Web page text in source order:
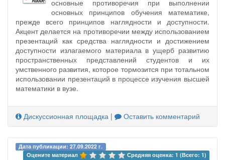
основные противоречия при выполнении
основных принципов обучения математике,
прежде всего принципов наглядности и доступности.
Акцент делается на противоречии между использованием
презентаций как средства наглядности и достижением
доступности излагаемого материала в ущерб развитию
пространственных представлений студентов и их
умственного развития, которое тормозится при тотальном
использовании презентаций в процессе изучения высшей
математики в вузе.
Дискуссионная площадка | Оставить комментарий
Дата публикации: 27.09.2022 г.
Оцените материал
Средняя оценка: 1 (Всего: 1)